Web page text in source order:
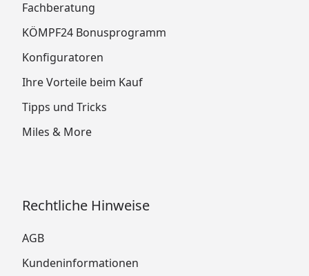
Fachberatung
KÖMPF24 Bonusprogramm
Konfiguratoren
Ihre Vorteile beim Kauf
Tipps und Tricks
Miles & More
Rechtliche Hinweise
AGB
Kundeninformationen